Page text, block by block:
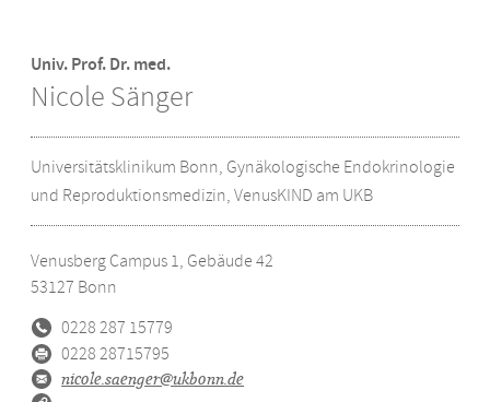
Univ. Prof. Dr. med.
Nicole Sänger
Universitätsklinikum Bonn, Gynäkologische Endokrinologie
und Reproduktionsmedizin, VenusKIND am UKB
Venusberg Campus 1, Gebäude 42
53127 Bonn
0228 287 15779
0228 28715795
nicole.saenger@ukbonn.de